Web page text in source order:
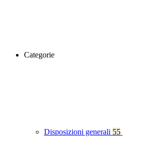
Categorie
Disposizioni generali 55